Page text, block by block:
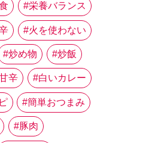
栄養バランス
火を使わない
炒め物 炒飯
辛 白いカレー
簡単おつまみ
豚肉